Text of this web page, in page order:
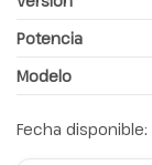
Potencia
Modelo
Fecha disponible: